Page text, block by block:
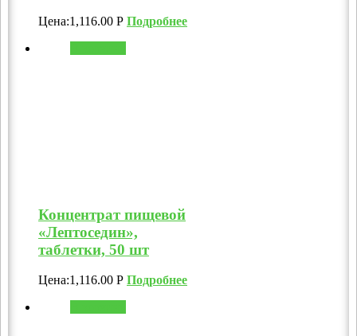
Цена:1,116.00 Р Подробнее
Концентрат пищевой
«Лептоседин»,
таблетки, 50 шт
Цена:1,116.00 Р Подробнее